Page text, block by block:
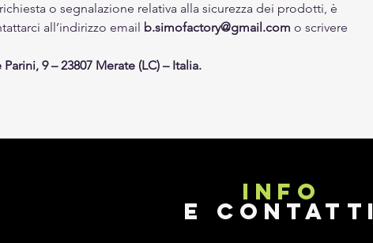
o segnalazione relativa alla sicurezza dei prodotti, è
all’indirizzo email b.simofactory@gmail.com o scrivere
9 – 23807 Merate (LC) – Italia.
INFO
E CONTATTI